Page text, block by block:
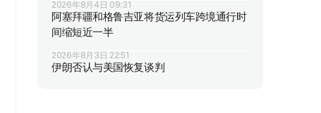
2026年8月4日 09:31
阿塞拜疆和格鲁吉亚将货运列车跨境通行时
间缩短近一半
2026年8月3日 22:51
伊朗否认与美国恢复谈判